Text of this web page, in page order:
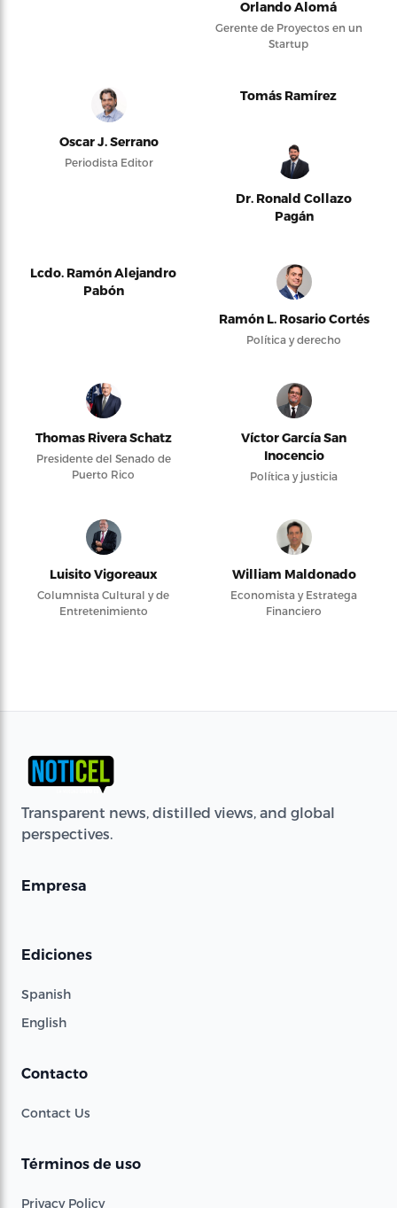
Orlando Alomá
Gerente de Proyectos en un
Startup
Oscar J. Serrano
Periodista Editor
Tomás Ramírez
Dr. Ronald Collazo
Pagán
Lcdo. Ramón Alejandro
Pabón
Ramón L. Rosario Cortés
Política y derecho
Thomas Rivera Schatz
Presidente del Senado de
Puerto Rico
Víctor García San
Inocencio
Política y justicia
Luisito Vigoreaux
Columnista Cultural y de
Entretenimiento
William Maldonado
Economista y Estratega
Financiero
Transparent news, distilled views, and global
perspectives.
Empresa
Ediciones
Spanish
English
Contacto
Contact Us
Términos de uso
Privacy Policy